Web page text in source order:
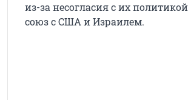
из-за несогласия с их
союз с США и Израилем.